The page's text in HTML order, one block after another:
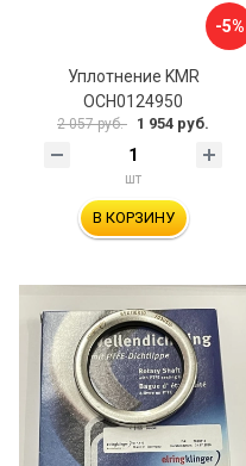
-5%
Уплотнение KMR
ОСН0124950
2 057 руб. 1 954 руб.
шт
В КОРЗИНУ